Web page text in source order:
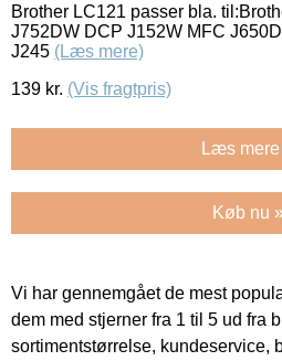
Brother LC121 passer bla.
J752DW DCP J152W MFC
J245 (Læs mere)
139 kr. (Vis fragtpris)
Læs
Køb nu
Vi har gennemgået de mest
dem med stjerner fra 1 til 5 ud fra
sortimentstørrelse, kundeservice,